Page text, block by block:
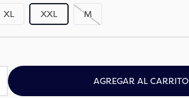
M
XL XXL
AGREGAR AL CARRITO